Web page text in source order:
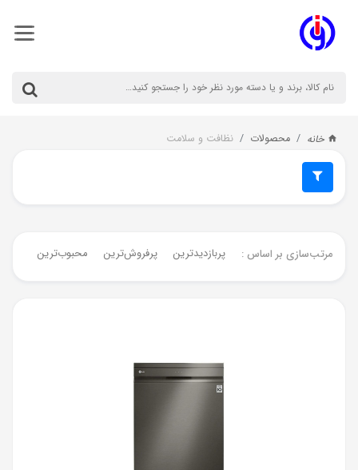
خانه محصولات نظافت و سلامت
مرتب‌سازی بر اساس : پربازدیدترین پرفروش‌ترین‌ محبوب‌ترین